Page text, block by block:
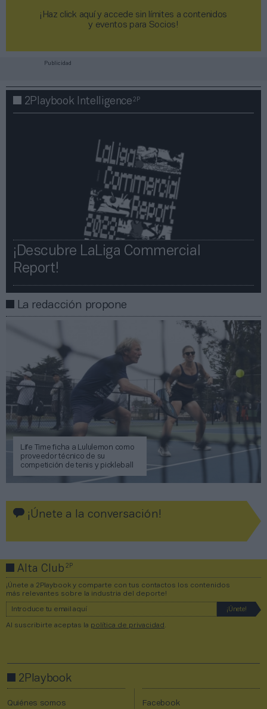
¡Haz click aquí y accede sin límites a contenidos
y eventos para Socios!​​​​​​​
Publicidad
2Playbook Intelligence2P
¡Descubre LaLiga Commercial
Report!​​
La redacción propone
Life Time ficha a Lululemon como
proveedor técnico de su
competición de tenis y pickleball
¡Únete a la conversación!
Alta Club2P
¡Únete a 2Playbook y comparte con tus contactos los contenidos
más relevantes sobre la industria del deporte!
Al suscribirte aceptas la política de privacidad
2Playbook
Quiénes somos Facebook